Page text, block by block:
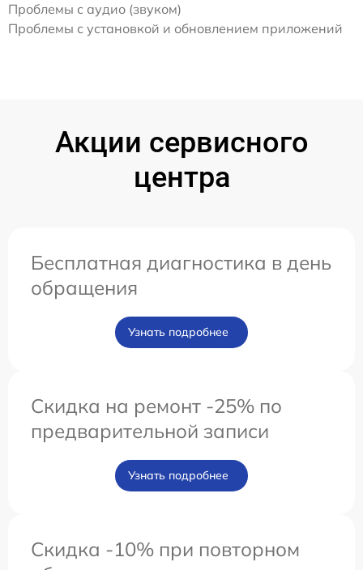
Проблемы с аудио (звуком)
Проблемы с установкой и обновлением приложений
Акции сервисного
центра
Бесплатная диагностика в день
обращения
Узнать подробнее
Скидка на ремонт -25% по
предварительной записи
Узнать подробнее
Скидка -10% при повторном